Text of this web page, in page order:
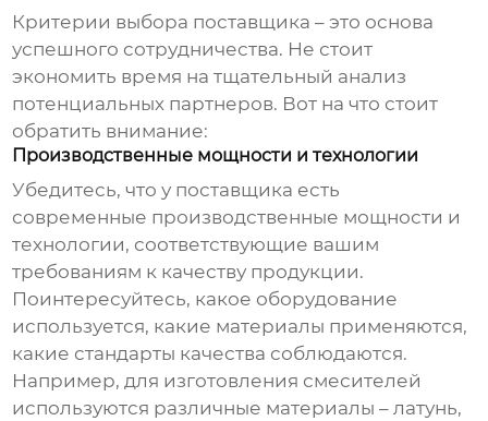
Критерии выбора поставщика – это основа
успешного сотрудничества. Не стоит
экономить время на тщательный анализ
потенциальных партнеров. Вот на что стоит
обратить внимание:
Производственные мощности и технологии
Убедитесь, что у поставщика есть
современные производственные мощности и
технологии, соответствующие вашим
требованиям к качеству продукции.
Поинтересуйтесь, какое оборудование
используется, какие материалы применяются,
какие стандарты качества соблюдаются.
Например, для изготовления смесителей
используются различные материалы – латунь,